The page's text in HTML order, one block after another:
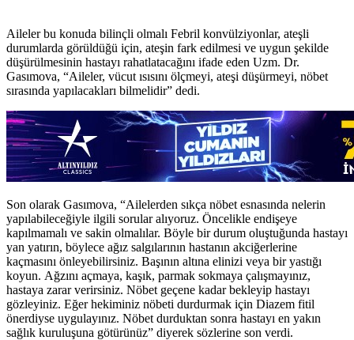
Aileler bu konuda bilinçli olmalı Febril konvülziyonlar, ateşli
durumlarda görüldüğü için, ateşin fark edilmesi ve uygun şekilde
düşürülmesinin hastayı rahatlatacağını ifade eden Uzm. Dr.
Gasımova, “Aileler, vücut ısısını ölçmeyi, ateşi düşürmeyi, nöbet
sırasında yapılacakları bilmelidir” dedi.
Son olarak Gasımova, “Ailelerden sıkça nöbet esnasında nelerin
yapılabileceğiyle ilgili sorular alıyoruz. Öncelikle endişeye
kapılmamalı ve sakin olmalılar. Böyle bir durum oluştuğunda hastayı
yan yatırın, böylece ağız salgılarının hastanın akciğerlerine
kaçmasını önleyebilirsiniz. Başının altına elinizi veya bir yastığı
koyun. Ağzını açmaya, kaşık, parmak sokmaya çalışmayınız,
hastaya zarar verirsiniz. Nöbet geçene kadar bekleyip hastayı
gözleyiniz. Eğer hekiminiz nöbeti durdurmak için Diazem fitil
önerdiyse uygulayınız. Nöbet durduktan sonra hastayı en yakın
sağlık kuruluşuna götürünüz” diyerek sözlerine son verdi.